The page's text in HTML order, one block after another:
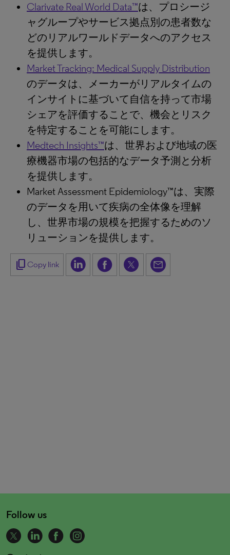
Clarivate Real World Data™は、プロシージ
ャグループやサービス拠点別の患者数な
どのリアルワールドデータへのアクセス
を提供します。
Market Tracking: Medical Supply Distribution
のデータは、メーカーがリアルタイムの
インサイトに基づいて自信を持って市場
シェアを評価することで、機会とリスク
を特定することを可能にします。
Medtech Insights™は、世界および地域の医
療機器市場の包括的なデータ予測と分析
を提供します。
Market Assessment Epidemiology™は、実際
のデータを用いて疾病の全体像を理解
し、世界市場の規模を把握するためのソ
リューションを提供します。
content_copy Copy link
Follow us